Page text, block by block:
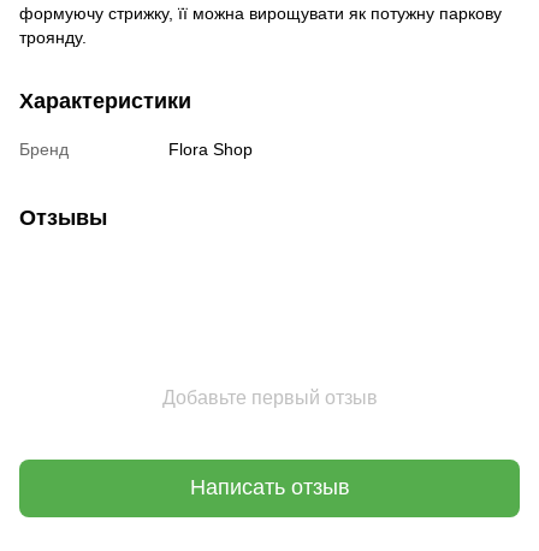
формуючу стрижку, її можна вирощувати як потужну паркову
троянду.
Характеристики
Бренд Flora Shop
Отзывы
Добавьте первый отзыв
Написать отзыв